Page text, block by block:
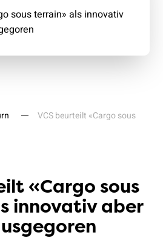
sous terrain» als innovativ
VCS beurteilt «Cargo sous
«Cargo sous
innovativ aber